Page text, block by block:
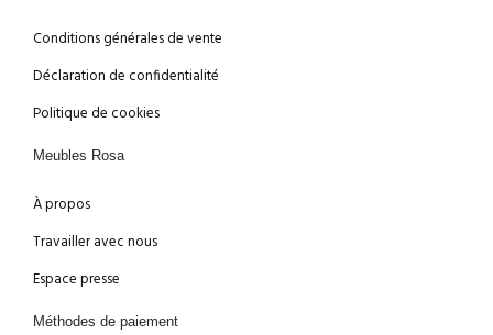
Conditions générales de vente
Déclaration de confidentialité
Politique de cookies
Meubles Rosa
À propos
Travailler avec nous
Espace presse
Méthodes de paiement